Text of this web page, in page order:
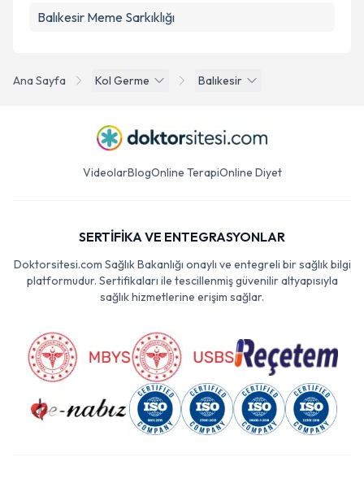
Ana Sayfa Kol Germe Balıkesir
Balıkesir Meme Sarkıklığı
VideolarBlogOnline TerapiOnline Diyet
SERTİFİKA VE ENTEGRASYONLAR
Doktorsitesi.com Sağlık Bakanlığı onaylı ve entegreli bir sağlık bilgi
platformudur. Sertifikaları ile tescillenmiş güvenilir altyapısıyla
sağlık hizmetlerine erişim sağlar.